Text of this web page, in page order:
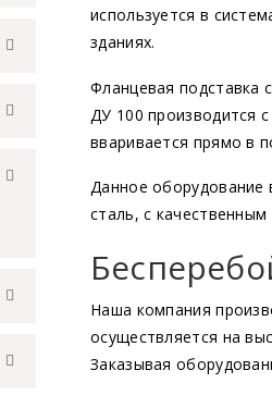
используется в
зданиях.
Фланцевая подставка
ДУ 100 производится
вваривается прямо в
Данное оборудование
сталь, с
Наша компания
осуществляется на
Заказывая